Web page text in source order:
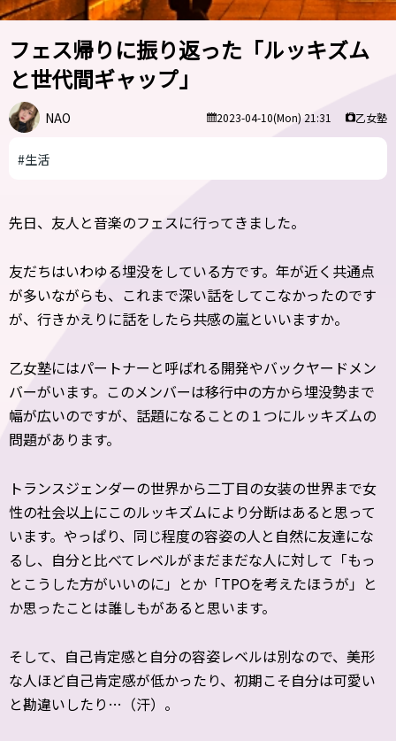
フェス帰りに振り返った「ルッキズム
と世代間ギャップ」
NAO 2023-04-10(Mon) 21:31 乙女塾
#生活
先日、友人と音楽のフェスに行ってきました。
友だちはいわゆる埋没をしている方です。年が近く共通点
が多いながらも、これまで深い話をしてこなかったのです
が、行きかえりに話をしたら共感の嵐といいますか。
乙女塾にはパートナーと呼ばれる開発やバックヤードメン
バーがいます。このメンバーは移行中の方から埋没勢まで
幅が広いのですが、話題になることの１つにルッキズムの
問題があります。
トランスジェンダーの世界から二丁目の女装の世界まで女
性の社会以上にこのルッキズムにより分断はあると思って
います。やっぱり、同じ程度の容姿の人と自然に友達にな
るし、自分と比べてレベルがまだまだな人に対して「もっ
とこうした方がいいのに」とか「TPOを考えたほうが」と
か思ったことは誰しもがあると思います。
そして、自己肯定感と自分の容姿レベルは別なので、美形
な人ほど自己肯定感が低かったり、初期こそ自分は可愛い
と勘違いしたり…（汗）。